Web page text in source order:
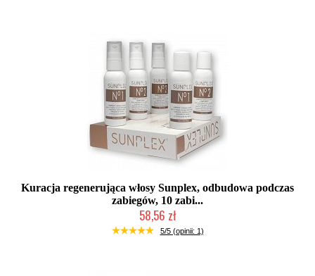
Kuracja regenerująca włosy Sunplex, odbudowa podczas
zabiegów, 10 zabi...
58,56 zł
Duża ilość (wysyłka w 24h)
5/5 (opinii: 1)